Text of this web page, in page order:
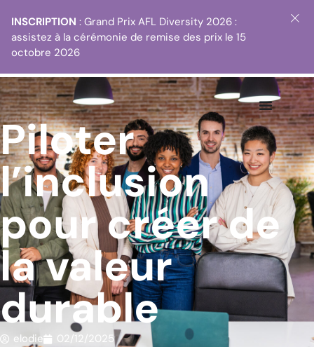
INSCRIPTION : Grand Prix AFL Diversity 2026 :
assistez à la cérémonie de remise des prix le 15
octobre 2026
Piloter
l’inclusion
pour créer de
la valeur
durable
elodie
02/12/2025